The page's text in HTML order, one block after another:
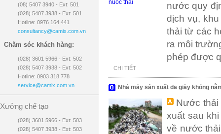
(08) 5407 3940 - Ext: 501
(028) 5407 3938 - Ext: 501
Hotline: 0976 164 441
consultancy@camix.com.vn
Chăm sóc khách hàng:
(028) 3601 5966 - Ext: 502
(028) 5407 3938 - Ext: 502
Hotline: 0903 318 778
service@camix.com.vn
Xưởng chế tạo
(028) 3601 5966 - Ext: 503
(028) 5407 3938 - Ext: 503
nước quy
dịch vụ,
thải từ các
ra môi
phép được
CHI TIẾT
Nhà máy sản xuất da giày không
Nước
xuất sau
về nước